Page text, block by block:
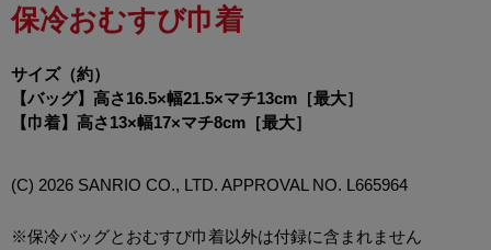
保冷おむすび巾着
サイズ（約）
【バッグ】高さ16.5×幅21.5×マチ13cm［最大］
【巾着】高さ13×幅17×マチ8cm［最大］
(C) 2026 SANRIO CO., LTD. APPROVAL NO. L665964
※保冷バッグとおむすび巾着以外は付録に含まれません